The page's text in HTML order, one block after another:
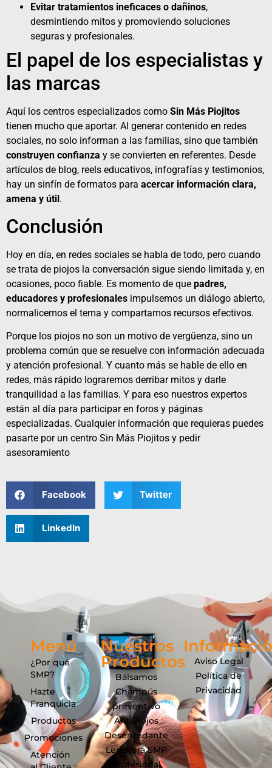
Evitar tratamientos ineficaces o dañinos,
desmintiendo mitos y promoviendo soluciones
seguras y profesionales.
El papel de los especialistas y
las marcas
Aquí los centros especializados como Sin Más Piojitos
tienen mucho que aportar. Al generar contenido en redes
sociales, no solo informan a las familias, sino que también
construyen confianza y se convierten en referentes. Desde
artículos de blog, reels educativos, infografías y testimonios,
hay un sinfín de formatos para acercar información clara,
amena y útil.
Conclusión
Hoy en día, en redes sociales se habla de todo, pero cuando
se trata de piojos la conversación sigue siendo limitada y, en
ocasiones, poco fiable. Es momento de que padres,
educadores y profesionales impulsemos un diálogo abierto,
normalicemos el tema y compartamos recursos efectivos.
Porque los piojos no son un motivo de vergüenza, sino un
problema común que se resuelve con información adecuada
y atención profesional. Y cuanto más se hable de ello en
redes, más rápido lograremos derribar mitos y darle
tranquilidad a las familias. Y para eso nuestros expertos
están al día para participar en foros y páginas
especializadas. Cualquier información que requieras puedes
pasarte por un centro Sin Más Piojitos y pedir
asesoramiento
Facebook Twitter
LinkedIn
Menú
¿Por qué
SMP?
Hazte
Franquicia
Productos
Promociones
Atención
Nuestros
Productos
Bálsamos
Champús
preventivo
AntiPiojos
Desenredante
Lendrera SMP
Profesional
Aviso Legal
Política de
Privacidad